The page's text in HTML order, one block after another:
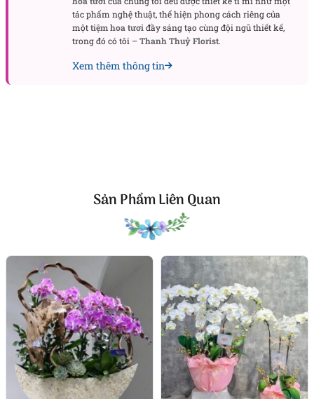
Tổng thể thiết kế hướng đến phong cách tối giản
nhưng không đơn điệu, phù hợp trang trí bàn làm
việc, phòng ngủ hay không gian nhỏ trong nhà.
Dịp sinh nhật là thời điểm hoàn hảo để tặng một
món quà thanh lịch như Bliss Bloom. Với sắc hồng
được sự quan tâm nhẹ nhàng và chân thành.
Quà tặng nhân dịp 8/3, 20/10
Những ngày tri ân phụ nữ như 8/3 hay 20/10 sẽ
thêm phần ý nghĩa nếu bạn dành tặng một chậu
hoa lan thể hiện sự dịu dàng và quý trọng. Món quà
tuy nhỏ nhưng đủ tinh tế để khiến người nhận cảm
thấy đặc biệt.
tác phẩm nghệ thuật, thể hiện phong cách riêng của
mộttiệm hoa tươi đầy sáng tạo cùng đội ngũ thiết kế,
trong đó có tôi –Thanh Thuỷ Florist.
Xem thêm thông tin
Sản Phẩm Liên Quan